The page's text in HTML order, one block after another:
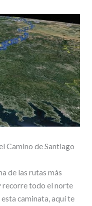
Camino de Santiago
de las rutas más
recorre todo el norte
esta caminata, aquí te